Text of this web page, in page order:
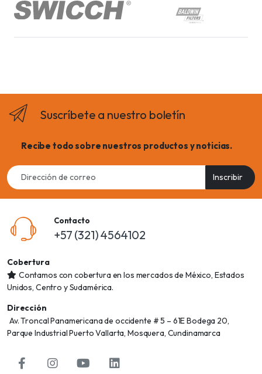
Suscríbete a nuestro boletín
Recibe todo sobre nuestros productos y noticias.
Email
address
Inscribir
Contacto
+57 (321) 4564102
Cobertura
Contamos con cobertura en los mercados de México, Estados
Unidos, Centro y Sudamérica.
Dirección
Av. Troncal Panamericana de occidente # 5 – 61E Bodega 20,
Parque Industrial Puerto Vallarta, Mosquera, Cundinamarca